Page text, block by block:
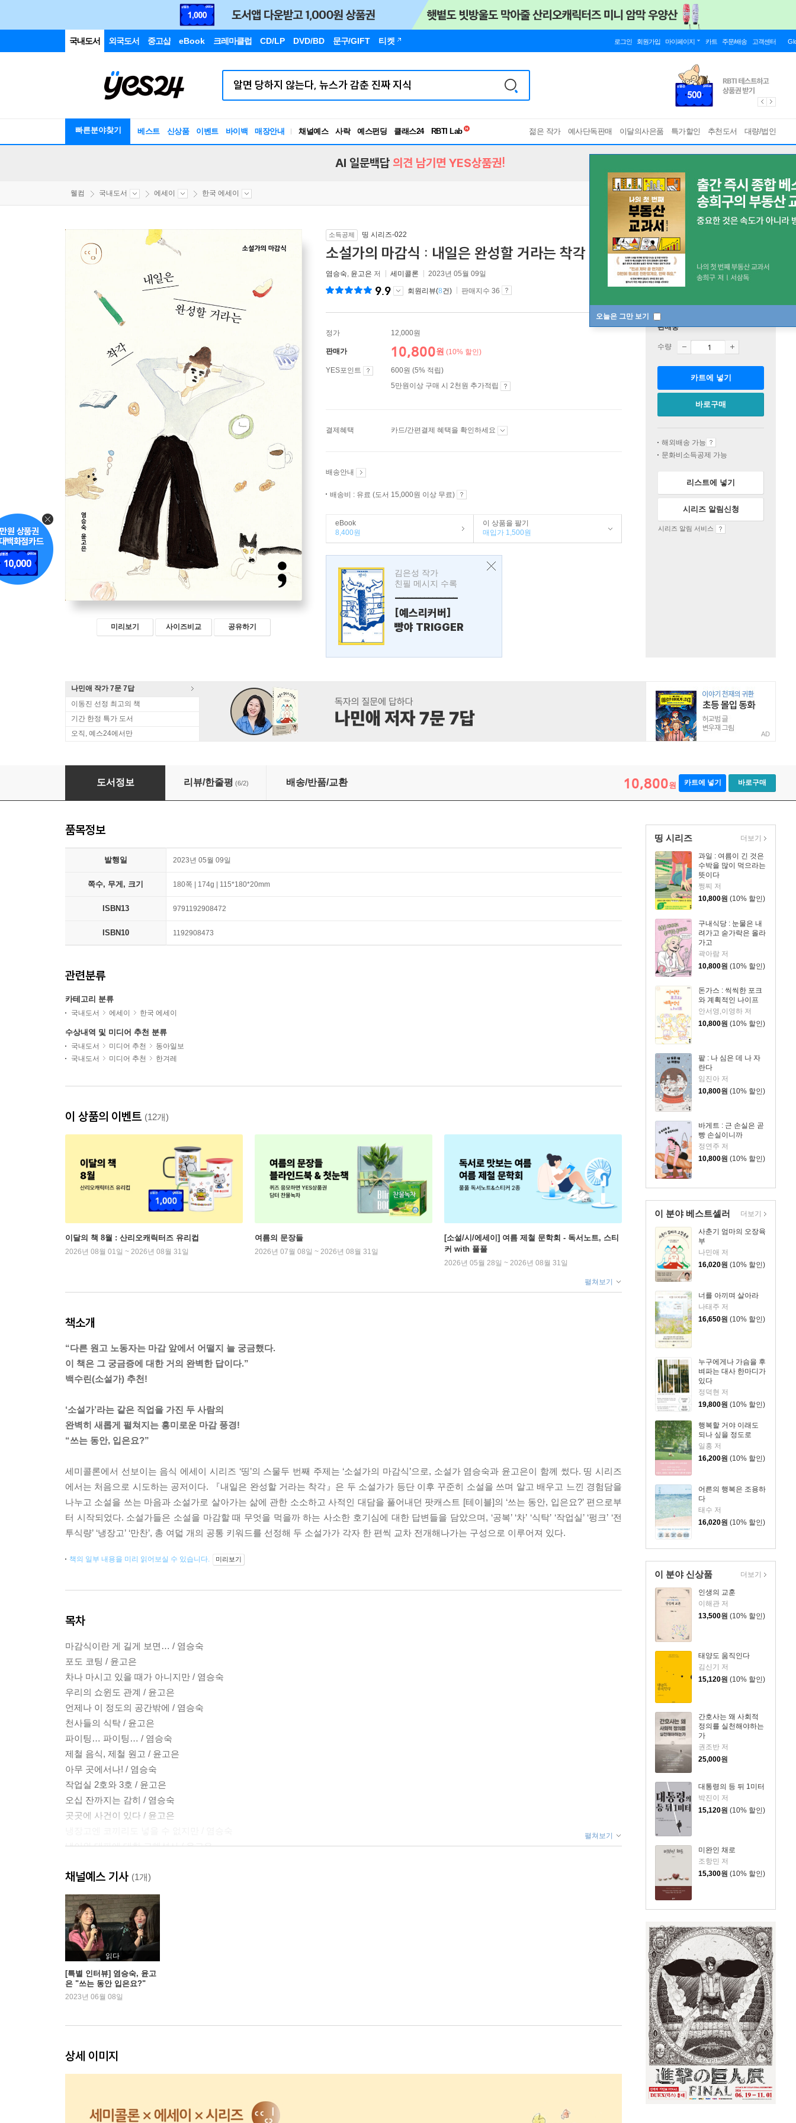
국내도서 외국도서 중고샵 eBook 크레마클럽 CD/LP DVD/BD 문구/GIFT 티켓 로그인 회원가입 마이페이지 카트 주문/배송 고객센터
빠른분야찾기 베스트 신상품 이벤트 바이백 매장안내 채널예스 사락 예스펀딩 클래스24
독서유형검사
젊은 작가 예사단독판매 이달의사은품 특가할인 추천도서 대량/법인
오늘은 그만 보기
AI 일문백답 의견 남기면 YES상품권!
웰컴 국내도서 에세이 한국 에세이
미리보기 사이즈비교 공유하기
소득공제 띵 시리즈-022
소설가의 마감식 : 내일은 완성할 거라는 착각
염승숙, 윤고은 저 세미콜론 2023년 05월 09일
9.9 회원리뷰(8건) 판매지수 36
정가 12,000원
판매가 10,800원 (10% 할인)
YES포인트
600원 (5% 적립)
5만원이상 구매 시 2천원 추가적립
결제혜택 카드/간편결제 혜택을 확인하세요
배송안내
배송비 : 유료 (도서 15,000원 이상 무료)
eBook
8,400원
이 상품을 팔기
매입가 1,500원
김은성 작가
친필 메시지 수록
---------------
[예스리커버]
빵야 TRIGGER
판매중
수량
카트에 넣기
바로구매
해외배송 가능
문화비소득공제 가능
리스트에 넣기
시리즈 알림신청
시리즈 알림 서비스
나민애 작가 7문 7답
이동진 선정 최고의 책
기간 한정 특가 도서
오직, 예스24에서만
AD
소설가의 마감식 : 내일은 완성할 거라는 착각
도서정보 리뷰/한줄평 (6/2) 배송/반품/교환 10,800원 카트에 넣기 바로구매
띵 시리즈
과일 : 여름이 긴 것은
수박을 많이 먹으라는
뜻이다
쩡찌 저
10,800원 (10% 할인)
구내식당 : 눈물은 내
려가고 숟가락은 올라
가고
곽아람 저
10,800원 (10% 할인)
돈가스 : 씩씩한 포크
와 계획적인 나이프
안서영,이영하 저
10,800원 (10% 할인)
팥 : 나 심은 데 나 자
란다
임진아 저
10,800원 (10% 할인)
바게트 : 근 손실은 곧
빵 손실이니까
정연주 저
10,800원 (10% 할인)
더보기
이 분야 베스트셀러
사춘기 엄마의 오장육
부
나민애 저
16,020원 (10% 할인)
너를 아끼며 살아라
나태주 저
16,650원 (10% 할인)
누구에게나 가슴을 후
벼파는 대사 한마디가
있다
정덕현 저
19,800원 (10% 할인)
행복할 거야 이래도
되나 싶을 정도로
일홍 저
16,200원 (10% 할인)
어른의 행복은 조용하
다
태수 저
16,020원 (10% 할인)
더보기
이 분야 신상품
인생의 교훈
이해관 저
13,500원 (10% 할인)
태양도 움직인다
김신기 저
15,120원 (10% 할인)
간호사는 왜 사회적
정의를 실천해야하는
가
권조반 저
25,000원
대통령의 등 뒤 1미터
박진이 저
15,120원 (10% 할인)
미완인 채로
조항민 저
15,300원 (10% 할인)
더보기
품목정보
발행일 2023년 05월 09일
쪽수, 무게, 크기 180쪽 | 174g | 115*180*20mm
ISBN13 9791192908472
ISBN10 1192908473
관련분류
카테고리 분류
국내도서 에세이 한국 에세이
수상내역 및 미디어 추천 분류
국내도서 미디어 추천
동아일보
국내도서
미디어 추천 한겨레
이 상품의 이벤트 (12개)
이달의 책 8월 : 산리오캐릭터즈 유리컵
2026년 08월 01일 ~ 2026년 08월 31일
여름의 문장들
2026년 07월 08일 ~ 2026년 08월 31일
[소설/시/에세이] 여름 제철 문학회 - 독서노트, 스티
커 with 풀풀
2026년 05월 28일 ~ 2026년 08월 31일
펼쳐보기
책소개
“다른 원고 노동자는 마감 앞에서 어떨지 늘 궁금했다.
이 책은 그 궁금증에 대한 거의 완벽한 답이다.”
백수린(소설가) 추천!
‘소설가’라는 같은 직업을 가진 두 사람의
완벽히 새롭게 펼쳐지는 흥미로운 마감 풍경!
“쓰는 동안, 입은요?”
세미콜론에서 선보이는 음식 에세이 시리즈 ‘띵’의 스물두 번째 주제는 ‘소설가의 마감식’으로, 소설가 염승숙과 윤고은이 함께 썼다. 띵 시리즈
에서는 처음으로 시도하는 공저이다. 『내일은 완성할 거라는 착각』은 두 소설가가 등단 이후 꾸준히 소설을 쓰며 알고 배우고 느낀 경험담을
나누고 소설을 쓰는 마음과 소설가로 살아가는 삶에 관한 소소하고 사적인 대담을 풀어내던 팟캐스트 [테이블]의 ‘쓰는 동안, 입은요?’ 편으로부
터 시작되었다. 소설가들은 소설을 마감할 때 무엇을 먹을까 하는 사소한 호기심에 대한 답변들을 담았으며, ‘공복’ ‘차’ ‘식탁’ ‘작업실’ ‘펑크’ ‘전
투식량’ ‘냉장고’ ‘만찬’, 총 여덟 개의 공통 키워드를 선정해 두 소설가가 각자 한 편씩 교차 전개해나가는 구성으로 이루어져 있다.
책의 일부 내용을 미리 읽어보실 수 있습니다. 미리보기
목차
마감식이란 게 길게 보면… / 염승숙
포도 코팅 / 윤고은
차나 마시고 있을 때가 아니지만 / 염승숙
우리의 쇼윈도 관계 / 윤고은
언제나 이 정도의 공간밖에 / 염승숙
천사들의 식탁 / 윤고은
파이팅… 파이팅… / 염승숙
제철 음식, 제철 원고 / 윤고은
아무 곳에서나! / 염승숙
작업실 2호와 3호 / 윤고은
오십 잔까지는 감히 / 염승숙
곳곳에 사건이 있다 / 윤고은
냉이와 대파에 대한 고해성사 / 윤고은
시간 졸부의 플렉스 / 윤고은
에필로그부디 애정으로! / 염승숙
에필로그퐁식 합시다! / 윤고은
펼쳐보기
채널예스 기사 (1개)
읽다
[특별 인터뷰] 염승숙, 윤고
은 "쓰는 동안 입은요?"
2023년 06월 08일
상세 이미지